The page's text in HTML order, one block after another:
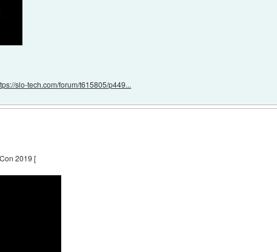
slo-tech.com/forum/t615805/p449...
2019 [